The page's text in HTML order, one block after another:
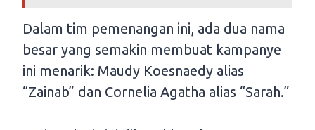
Dalam tim pemenangan ini, ada dua nama
besar yang semakin membuat kampanye
ini menarik: Maudy Koesnaedy alias
“Zainab” dan Cornelia Agatha alias “Sarah.”